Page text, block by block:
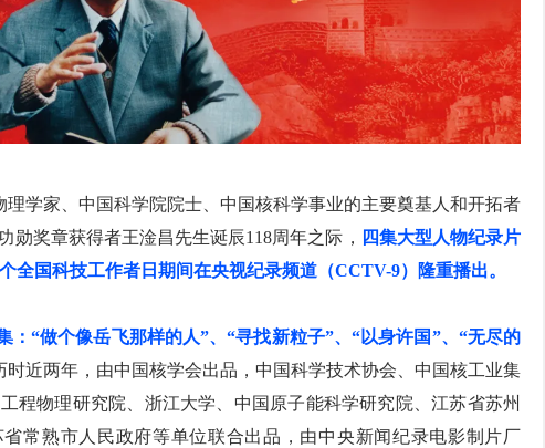
学家、中国科学院院士、中国核科学事业的主要奠基人和开拓者
勋奖章获得者王淦昌先生诞辰118周年之际， 四集大型人物纪录片
全国科技工作者日期间在央视纪录频道（CCTV-9）隆重播出。
：“做个像岳飞那样的人”、“寻找新粒子”、“以身许国”、“无尽的
时近两年，由中国核学会出品，中国科学技术协会、中国核工业集
程物理研究院、浙江大学、中国原子能科学研究院、江苏省苏州
常熟市人民政府等单位联合出品，由中央新闻纪录电影制片厂